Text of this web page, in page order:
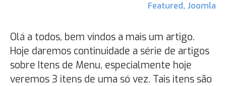
Featured, Joomla
Olá a todos, bem vindos a mais um artigo.
Hoje daremos continuidade a série de artigos
sobre Itens de Menu, especialmente hoje
veremos 3 itens de uma só vez. Tais itens são